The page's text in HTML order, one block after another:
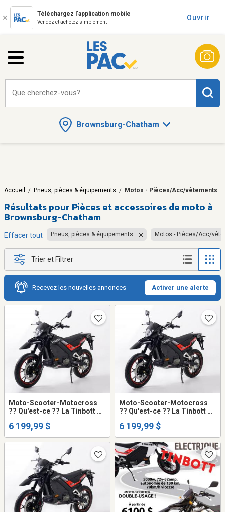
Téléchargez l'application mobile
Vendez et achetez simplement
Ouvrir
Brownsburg-Chatham
Que cherchez-vous?
Accueil / Pneus, pièces & équipements / Motos - Pièces/Acc/vêtements
Résultats pour Pièces et accessoires de moto à
Brownsburg-Chatham
Effacer tout Pneus, pièces & équipements Motos - Pièces/Acc/
Trier et Filtrer
Recevez les nouvelles annonces Activer une alerte
Moto-Scooter-Motocross
?? Qu'est-ce ?? La Tinbott de
perfomante, fiable et durable
6 199,99 $
Moto-Scooter-Motocross
?? Qu'est-ce ?? La Tinbott de
perfomante, fiable et durable
6 199,99 $